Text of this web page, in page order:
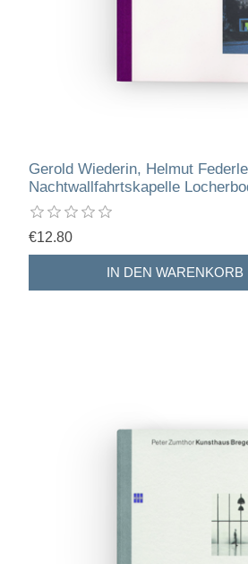
Gerold Wiederin, Helmut
Nachtwallfahrtskapelle
€12.80